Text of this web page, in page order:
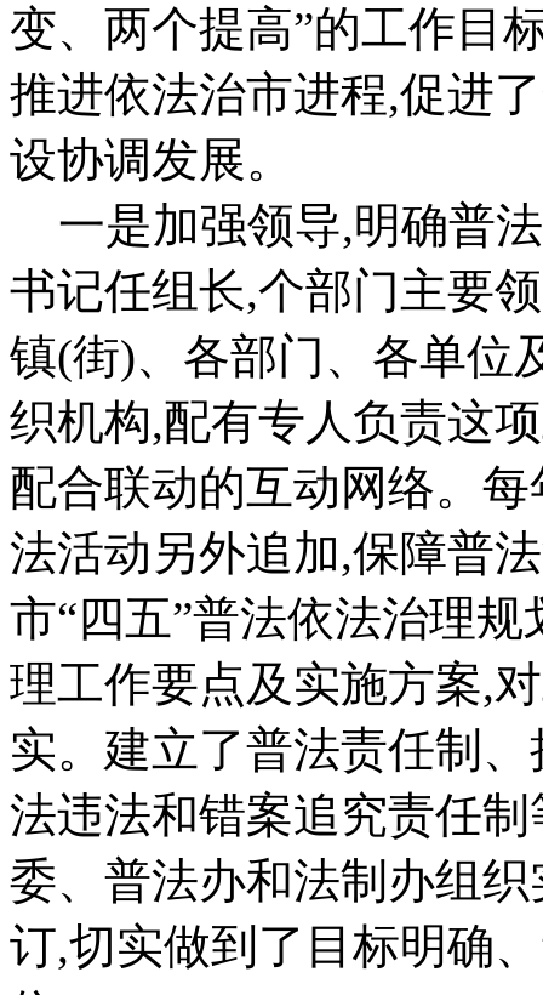
变、两个提高”的工作目
推进依法治市进程,促进
设协调发展。
一是加强领导,明确普
书记任组长,个部门主要
镇(街)、各部门、各单位
织机构,配有专人负责这
配合联动的互动网络。
法活动另外追加,保障普
市“四五”普法依法治理
理工作要点及实施方案,
实。建立了普法责任制
法违法和错案追究责任
委、普法办和法制办组
订,切实做到了目标明确